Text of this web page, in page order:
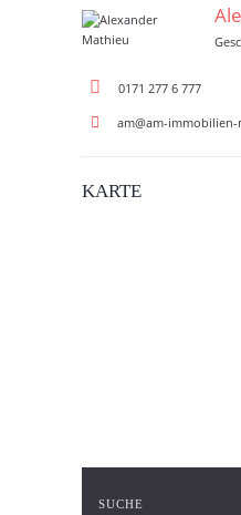
0171 277 6 777
am@am-
KARTE
SUCHE